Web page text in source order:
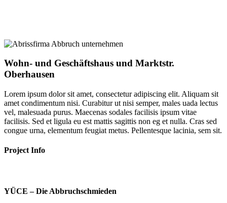
Wohn- und Geschäftshaus und Marktstr.
Oberhausen
Lorem ipsum dolor sit amet, consectetur adipiscing elit. Aliquam sit
amet condimentum nisi. Curabitur ut nisi semper, males uada lectus
vel, malesuada purus. Maecenas sodales facilisis ipsum vitae
facilisis. Sed et ligula eu est mattis sagittis non eg et nulla. Cras sed
congue urna, elementum feugiat metus. Pellentesque lacinia, sem sit.
Project Info
YÜCE – Die Abbruchschmieden